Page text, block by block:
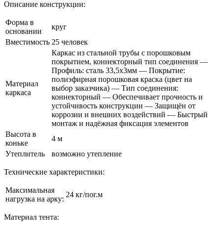
Описание конструкции:
Форма в
основании
круг
Вместимость 25 человек
Материал
каркаса
Каркас из стальной трубы с порошковым
покрытием, коннекторный тип соединения —
Профиль: сталь 33,5х3мм — Покрытие:
полиэфирная порошковая краска (цвет на
выбор заказчика) — Тип соединения:
коннекторный — Обеспечивает прочность и
устойчивость конструкции — Защищён от
коррозии и внешних воздействий — Быстрый
монтаж и надёжная фиксация элементов
Высота в
коньке
4 м
Утеплитель
возможно утепление
Технические характеристики:
Максимальная
нагрузка на арку:
24 кг/пог.м
Материал тента: